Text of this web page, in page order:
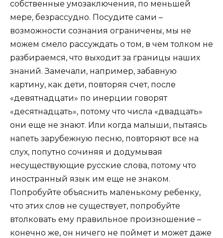
собственные умозаключения, по меньшей
мере, безрассудно. Посудите сами –
возможности сознания ограничены, мы не
можем смело рассуждать о том, в чем толком не
разбираемся, что выходит за границы наших
знаний. Замечали, например, забавную
картину, как дети, повторяя счет, после
«девятнадцати» по инерции говорят
«десятнадцать», потому что числа «двадцать»
они еще не знают. Или когда малыши, пытаясь
напеть зарубежную песню, повторяют все на
слух, попутно сочиняя и додумывая
несуществующие русские слова, потому что
иностранный язык им еще не знаком.
Попробуйте объяснить маленькому ребенку,
что этих слов не существует, попробуйте
втолковать ему правильное произношение –
конечно же, он ничего не поймет и может даже